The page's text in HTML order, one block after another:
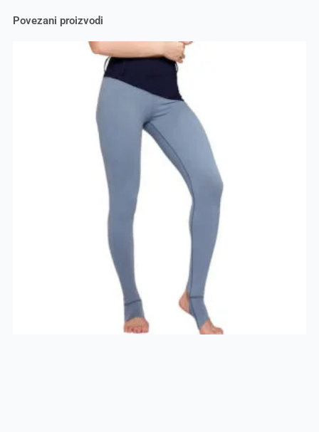
Povezani proizvodi